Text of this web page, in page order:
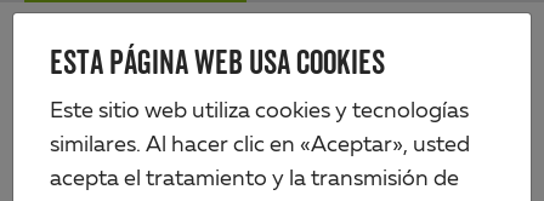
ESTA PÁGINA WEB USA COOKIES
Este sitio web utiliza cookies y tecnologías
similares. Al hacer clic en «Aceptar», usted
acepta el tratamiento y la transmisión de
Skip
content
Alberts
Productos
Tecnología de vallas
Paneles de rejilla de varilla doble y puertas
Pórtico individual Flexo, fácil